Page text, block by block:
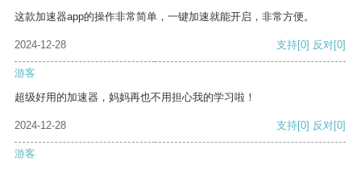
这款加速器app的操作非常简单，一键加速就能开启，非常方便。
2024-12-28 支持[0] 反对[0]
游客
超级好用的加速器，妈妈再也不用担心我的学习啦！
2024-12-28 支持[0] 反对[0]
游客